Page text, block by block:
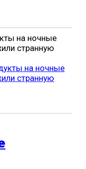
на ночные
странную